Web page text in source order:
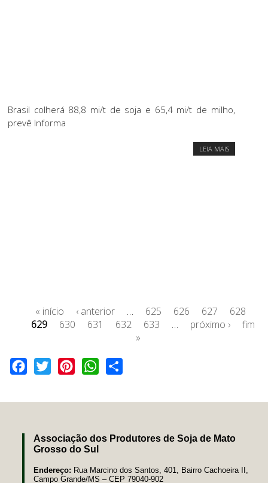
Brasil colherá 88,8 mi/t de soja e 65,4 mi/t de milho,
prevê Informa
LEIA MAIS
« início ‹ anterior … 625 626 627
628
629
630 631 632 633 … próximo ›
fim
»
Facebook
Twitter PinterestWhatsApp
Associação dos Produtores de Soja de Mato
Grosso do Sul
Endereço: Rua Marcino dos Santos, 401, Bairro Cachoeira II,
Campo Grande/MS – CEP 79040-902